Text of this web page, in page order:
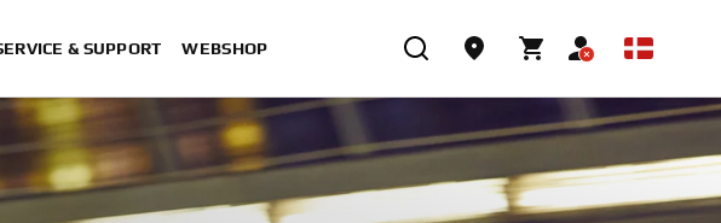
& SUPPORT WEBSHOP